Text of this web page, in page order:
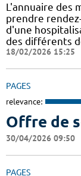
L'annuaire des
prendre
d'une
des différents
18/02/2026 15:25
PAGES
relevance:
Offre de
30/04/2026 09:50
PAGES